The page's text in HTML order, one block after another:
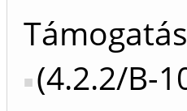
(4.2.2/B-